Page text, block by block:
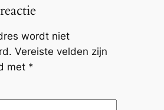
wordt niet
Vereiste velden zijn
met *